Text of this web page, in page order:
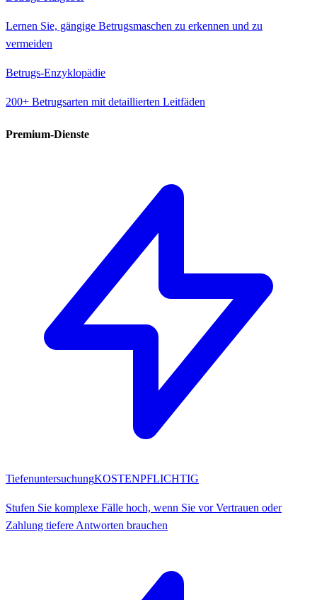
Lernen Sie, gängige Betrugsmaschen zu erkennen und zu
vermeiden
Betrugs-Enzyklopädie
200+ Betrugsarten mit detaillierten Leitfäden
Premium-Dienste
TiefenuntersuchungKOSTENPFLICHTIG
Stufen Sie komplexe Fälle hoch, wenn Sie vor Vertrauen oder
Zahlung tiefere Antworten brauchen